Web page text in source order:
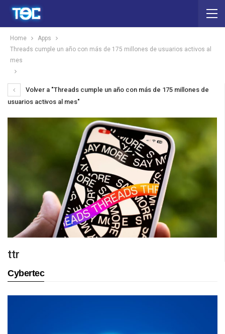
Home
Apps
Threads cumple un año con más de 175 millones de usuarios activos al
mes
Volver a "Threads cumple un año con más de 175 millones de
usuarios activos al mes"
ttr
Cybertec